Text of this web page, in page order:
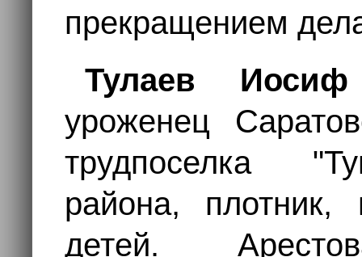
прекращением
Тулаев
уроженец
трудпоселка
района,
детей.